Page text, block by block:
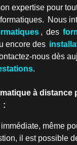
expertise pour
Nous
, des
encore des
nous dès
.
à distance
:
même
il est possible